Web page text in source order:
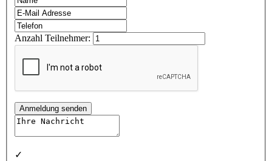
Anzahl Teilnehmer:
Anmeldung senden
✓